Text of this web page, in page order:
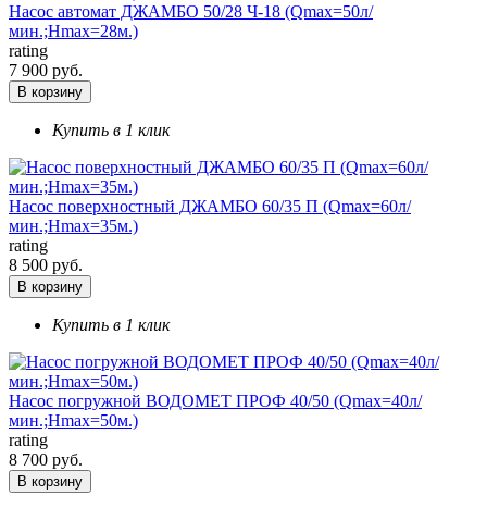
Насос автомат ДЖАМБО 50/28 Ч-18 (Qmax=50л/
мин.;Hmax=28м.)
rating
7 900 руб.
В корзину
Купить в 1 клик
Насос поверхностный ДЖАМБО 60/35 П (Qmax=60л/
мин.;Hmax=35м.)
rating
8 500 руб.
В корзину
Купить в 1 клик
Насос погружной ВОДОМЕТ ПРОФ 40/50 (Qmax=40л/
мин.;Hmax=50м.)
rating
8 700 руб.
В корзину